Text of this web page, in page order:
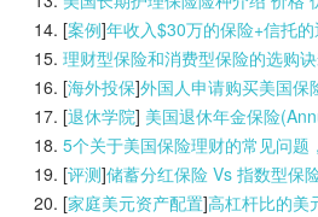
[案例]年收入$30万的保险+信托
理财型保险和消费型保险的选购
[海外投保]外国人申请购买美国保
[退休学院] 美国退休年金保险
5个关于美国保险理财的常见问题
[评测]储蓄分红保险 Vs 指数型保
[家庭美元资产配置]高杠杆比的美